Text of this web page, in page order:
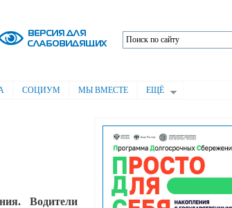
СОЦИУМ МЫ ВМЕСТЕ ЕЩЁ
Водители